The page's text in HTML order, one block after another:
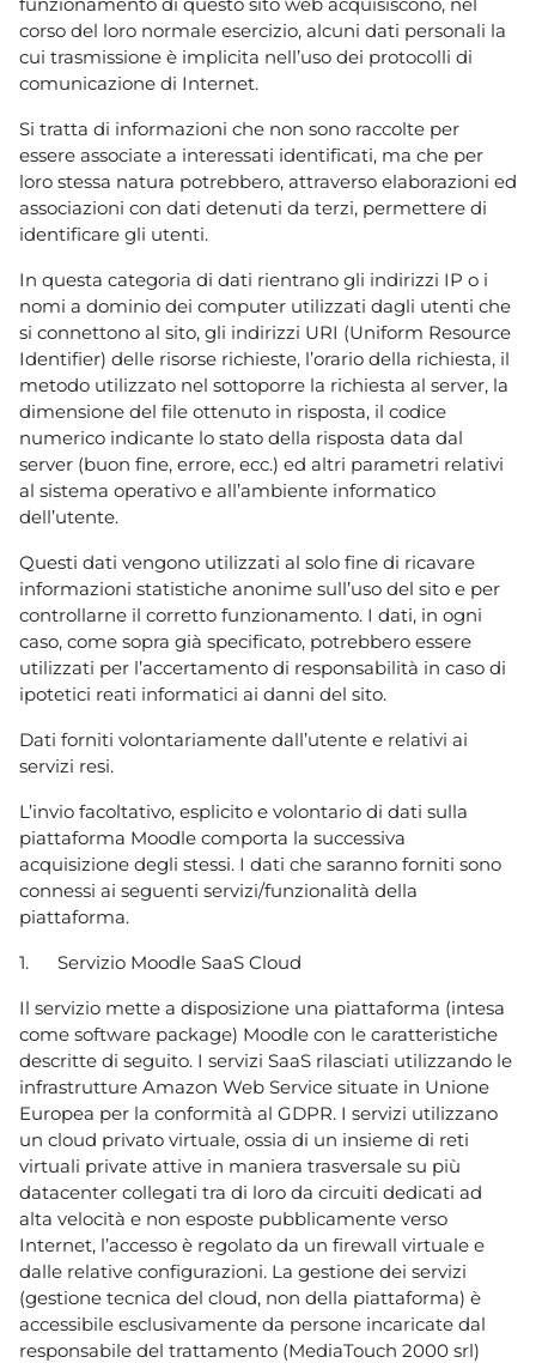
corso del loro normale esercizio, alcuni dati personali la
cui trasmissione è implicita nell’uso dei protocolli di
comunicazione di Internet.
Si tratta di informazioni che non sono raccolte per
essere associate a interessati identificati, ma che per
loro stessa natura potrebbero, attraverso elaborazioni ed
associazioni con dati detenuti da terzi, permettere di
identificare gli utenti.
In questa categoria di dati rientrano gli indirizzi IP o i
nomi a dominio dei computer utilizzati dagli utenti che
si connettono al sito, gli indirizzi URI (Uniform Resource
Identifier) delle risorse richieste, l’orario della richiesta, il
metodo utilizzato nel sottoporre la richiesta al server, la
dimensione del file ottenuto in risposta, il codice
numerico indicante lo stato della risposta data dal
server (buon fine, errore, ecc.) ed altri parametri relativi
al sistema operativo e all’ambiente informatico
dell’utente.
Questi dati vengono utilizzati al solo fine di ricavare
informazioni statistiche anonime sull’uso del sito e per
controllarne il corretto funzionamento. I dati, in ogni
caso, come sopra già specificato, potrebbero essere
utilizzati per l’accertamento di responsabilità in caso di
ipotetici reati informatici ai danni del sito.
Dati forniti volontariamente dall’utente e relativi ai
servizi resi.
L’invio facoltativo, esplicito e volontario di dati sulla
piattaforma Moodle comporta la successiva
acquisizione degli stessi. I dati che saranno forniti sono
connessi ai seguenti servizi/funzionalità della
piattaforma.
1.
Servizio Moodle SaaS Cloud
Il servizio mette a disposizione una piattaforma (intesa
come software package) Moodle con le caratteristiche
descritte di seguito. I servizi SaaS rilasciati utilizzando le
infrastrutture Amazon Web Service situate in Unione
Europea per la conformità al GDPR. I servizi utilizzano
un cloud privato virtuale, ossia di un insieme di reti
virtuali private attive in maniera trasversale su più
datacenter collegati tra di loro da circuiti dedicati ad
alta velocità e non esposte pubblicamente verso
Internet, l’accesso è regolato da un firewall virtuale e
dalle relative configurazioni. La gestione dei servizi
(gestione tecnica del cloud, non della piattaforma) è
accessibile esclusivamente da persone incaricate dal
responsabile del trattamento (MediaTouch 2000 srl)